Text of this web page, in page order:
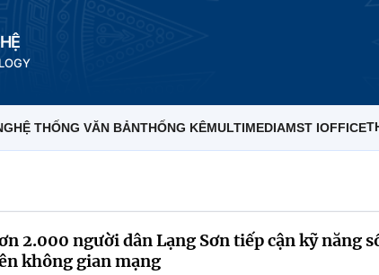
HỆ THỐNG VĂN BẢNTHỐNG KÊMULTIMEDIAMST IOFFICE
2.000 người dân Lạng Sơn tiếp cận kỹ năng
không gian mạng